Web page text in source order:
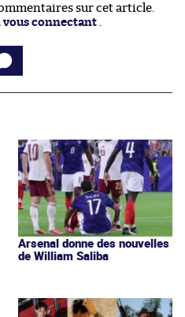
sur cet article.
vous connectant
Arsenal donne des nouvelles
de William Saliba